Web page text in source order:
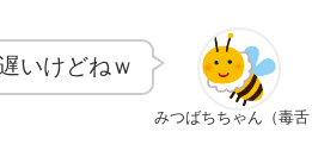
みつばちちゃん（毒舌
いけどねｗ